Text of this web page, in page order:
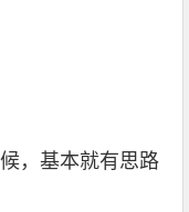
，基本就有思路